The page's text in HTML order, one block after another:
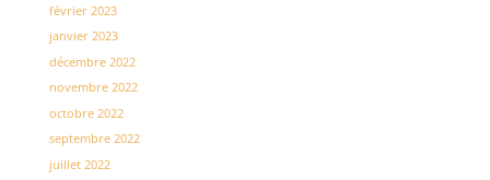
février 2023
janvier 2023
décembre 2022
novembre 2022
octobre 2022
septembre 2022
juillet 2022